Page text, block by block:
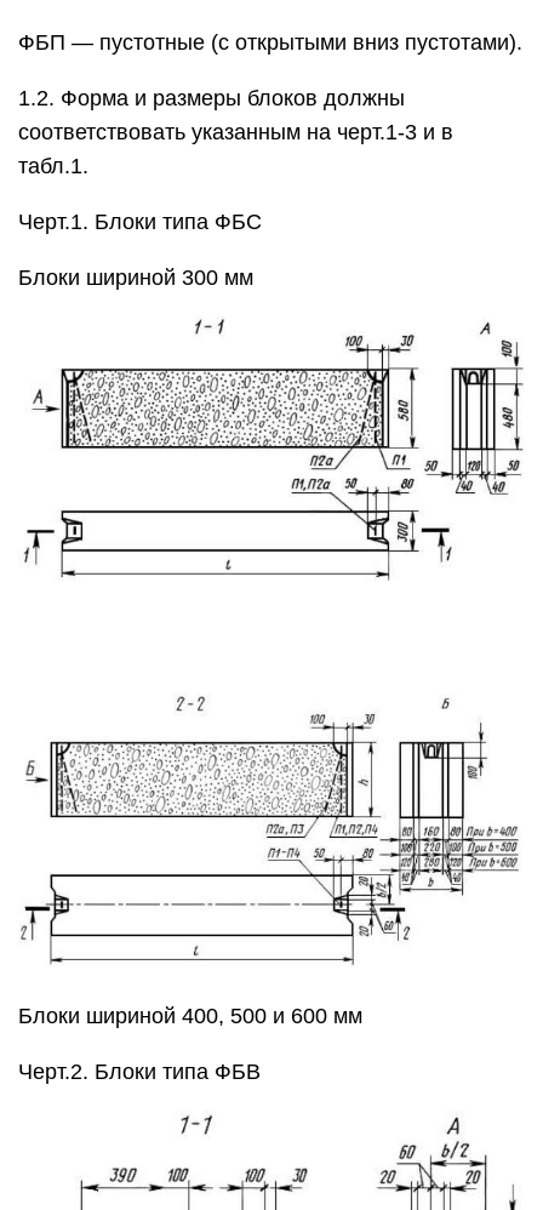
ФБП — пустотные (с открытыми вниз пустотами).
1.2. Форма и размеры блоков должны
соответствовать указанным на черт.1-3 и в
табл.1.
Черт.1. Блоки типа ФБС
Блоки шириной 300 мм
Блоки шириной 400, 500 и 600 мм
Черт.2. Блоки типа ФБВ